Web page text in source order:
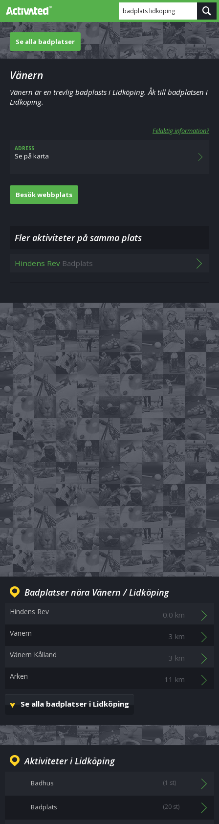
badplats lidköping
Se alla badplatser
Vänern
Vänern är en trevlig badplasts i Lidköping. Åk till badplatsen i
Lidköping.
Felaktig information?
ADRESS
Se på karta
Besök webbplats
Fler aktiviteter på samma plats
Hindens Rev Badplats
Badplatser nära Vänern / Lidköping
Hindens Rev 0.0 km
Vänern 3 km
Vänern Kålland 3 km
Arken 11 km
Se alla badplatser i Lidköping
Aktiviteter i Lidköping
Badhus (1 st)
Badplats (20 st)